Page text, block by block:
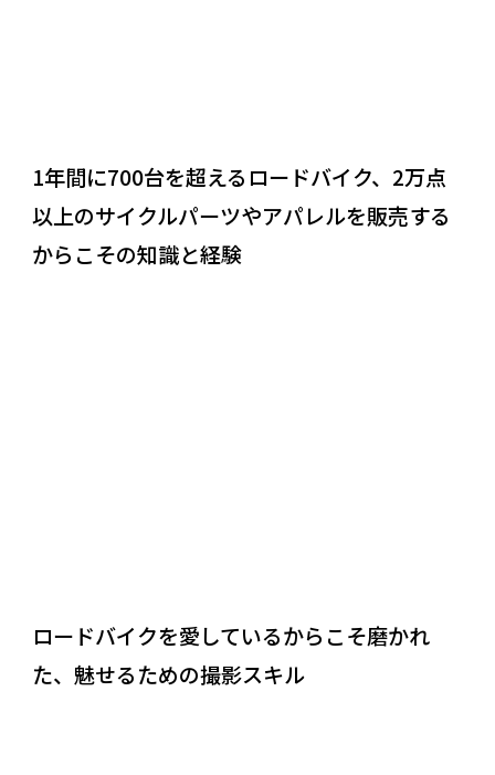
1年間に700台を超えるロードバイク、2万点
以上のサイクルパーツやアパレルを販売する
からこその知識と経験
ロードバイクを愛しているからこそ磨かれ
た、魅せるための撮影スキル